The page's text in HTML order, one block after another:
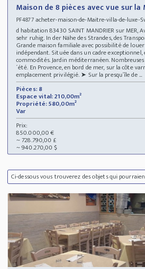
Maison de 8 pièces avec vue sur
PF4877 acheter-maison-de-Maitre-villa-de-luxe-
d habitation 83430 SAINT MANDRIER sur MER,
sehr ruhig. In der Nähe des Strandes, des
Grande maison familiale avec possibilité de
indépendant. Située dans un cadre
commodités. Jardin méditerranéen. Nombreuses
´été. En Provence, en bord de mer, sur la côte
emplacement privilégié. ➤ Sur la presqu´île de ...
Pièces: 8
Espace vital: 210,00m²
Propriété: 580,00m²
Var
Prix:
850.000,00 €
~ 728.790,00 £
~ 940.270,00 $
Ci-dessous vous trouverez des objets qui